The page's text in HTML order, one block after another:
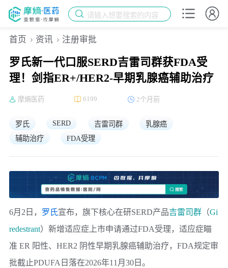
请输入想要搜索的内容
首页 资讯 注册审批
罗氏新一代口服SERD吉雷司群获FDA受
理！剑指ER+/HER2-早期乳腺癌辅助治疗
摩熵医药 6199 2个月前
罗氏 SERD 吉雷司群
乳腺癌
辅助治疗
FDA受理
6月2日， 罗氏宣布，旗下核心在研SERD产品吉雷司群（Gi
redestrant）新增适应症上市申请通过FDA受理，适应症瞄
准 ER 阳性、HER2 阴性早期乳腺癌辅助治疗，FDA规定审
批截止PDUFA日落在2026年11月30日。